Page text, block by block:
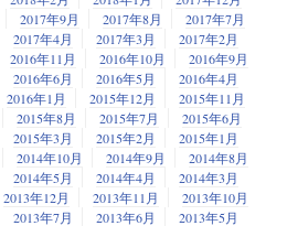
2017年9月 2017年8月
2017年7月
2017年4月 2017年3月
2017年2月
2016年11月 2016年10月
2016年9月
2016年6月 2016年5月
2016年4月
2016年1月 2015年12月
2015年11月
2015年8月 2015年7月
2015年6月
2015年3月 2015年2月
2015年1月
2014年10月 2014年9月
2014年8月
2014年5月 2014年4月
2014年3月
2013年12月 2013年11月
2013年10月
2013年7月 2013年6月 2013年5月